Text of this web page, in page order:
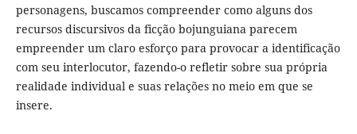
personagens, buscamos compreender como alguns dos
recursos discursivos da ficção bojunguiana parecem
empreender um claro esforço para provocar a identificação
com seu interlocutor, fazendo-o refletir sobre sua própria
realidade individual e suas relações no meio em que se
insere.